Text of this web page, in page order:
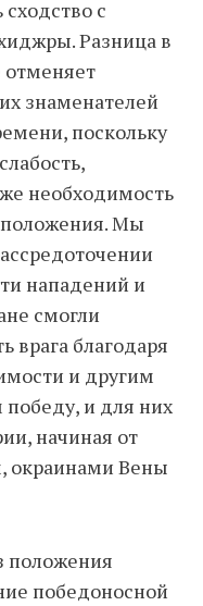
с
Разница в
отменяет
знаменателей
поскольку
необходимость
положения. Мы
нападений и
смогли
врага благодаря
и другим
и для них
начиная от
окраинами Вены
положения
победоносной